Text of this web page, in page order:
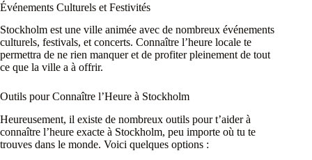
Événements Culturels et Festivités
Stockholm est une ville animée avec de nombreux événements
culturels, festivals, et concerts. Connaître l’heure locale te
permettra de ne rien manquer et de profiter pleinement de tout
ce que la ville a à offrir.
Outils pour Connaître l’Heure à Stockholm
Heureusement, il existe de nombreux outils pour t’aider à
connaître l’heure exacte à Stockholm, peu importe où tu te
trouves dans le monde. Voici quelques options :